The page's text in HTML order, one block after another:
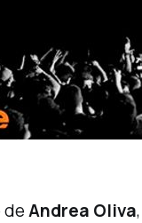
deAndrea Oliva